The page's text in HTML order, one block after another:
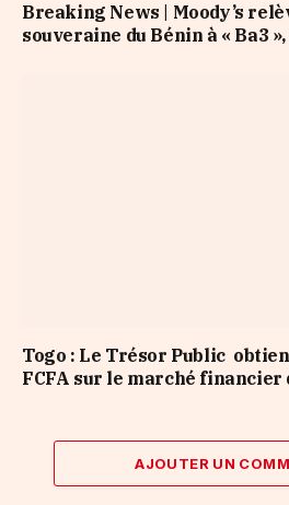
Breaking News | Moody’s
souveraine du Bénin à « Ba3
Togo : Le Trésor Public
FCFA sur le marché financier
AJOUTER UN